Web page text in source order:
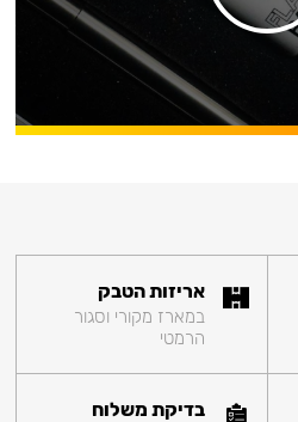
אריזות הטבק
במארז מקורי וסגור
הרמטי
בדיקת משלוח